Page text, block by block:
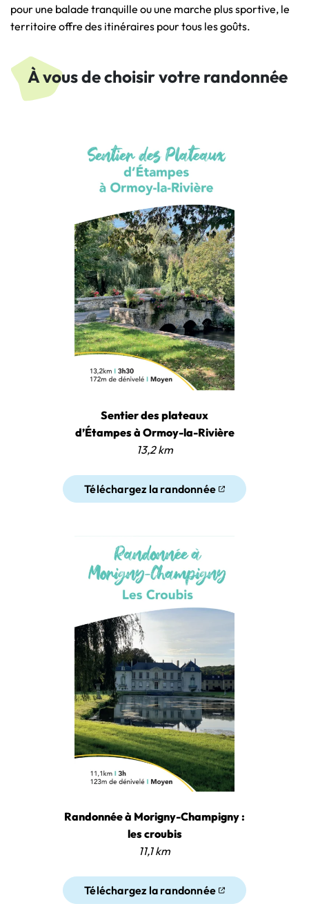
pour une balade tranquille ou une marche plus sportive, le
territoire offre des itinéraires pour tous les goûts.
À vous de choisir votre randonnée
Sentier des plateaux
d’Étampes à Ormoy-la-Rivière
13,2 km
Téléchargez la randonnée(ouverture dans un nouvel
Randonnée à Morigny-Champigny :
les croubis
11,1 km
Téléchargez la randonnée(ouverture dans un nouvel